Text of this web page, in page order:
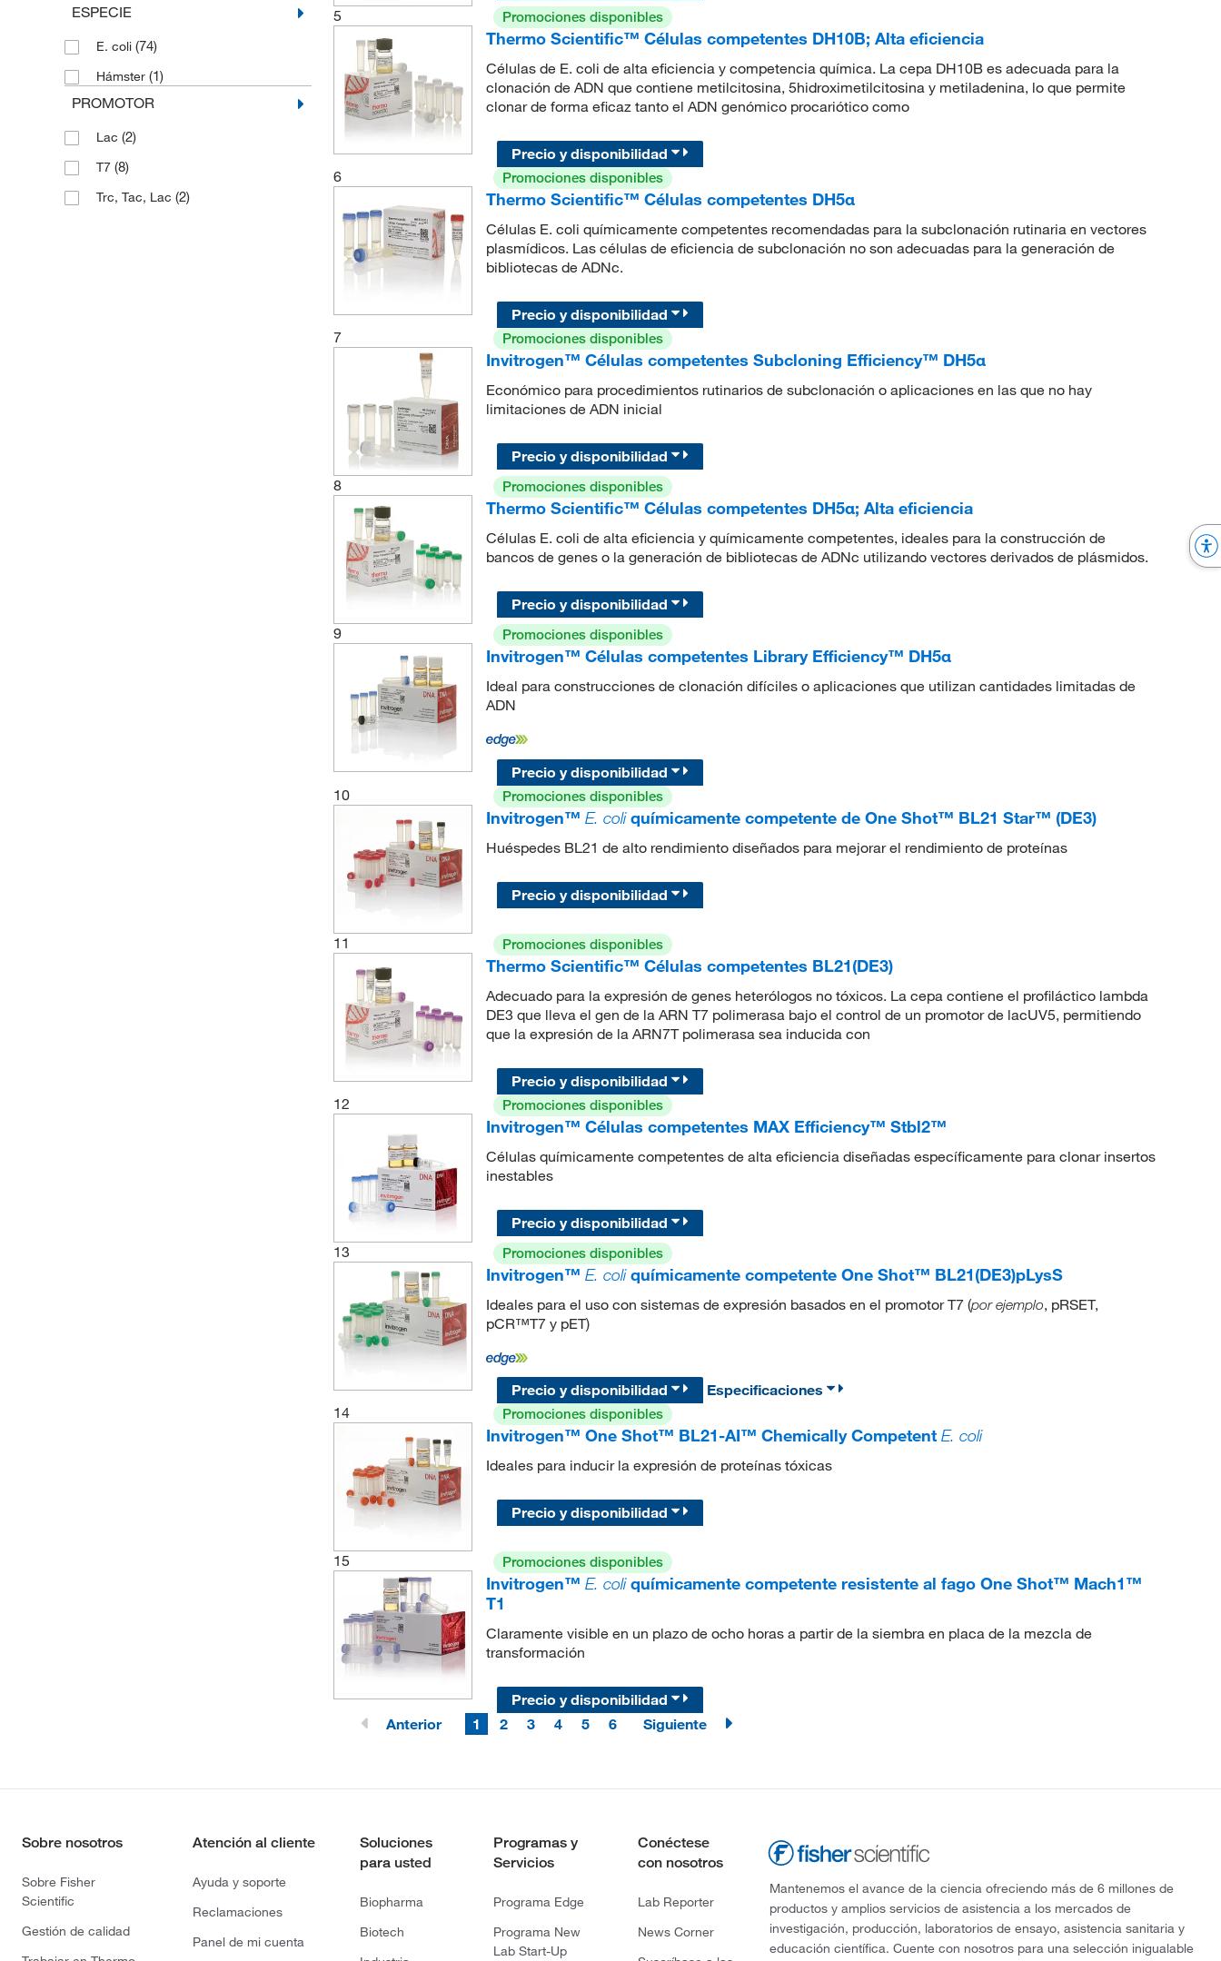
Vial(1)
ESPECIE
E. coli (74)
Hámster (1)
PROMOTOR
Lac (2)
T7 (8)
Trc, Tac, Lac (2)
5
Promociones disponibles
Thermo Scientific™ Células competentes DH10B; Alta eficiencia
Células de E. coli de alta eficiencia y competencia química. La cepa DH10B es adecuada para la
clonación de ADN que contiene metilcitosina, 5hidroximetilcitosina y metiladenina, lo que permite
clonar de forma eficaz tanto el ADN genómico procariótico como
Precio y disponibilidad
6
Promociones disponibles
Thermo Scientific™ Células competentes DH5α
Células E. coli químicamente competentes recomendadas para la subclonación rutinaria en vectores
plasmídicos. Las células de eficiencia de subclonación no son adecuadas para la generación de
bibliotecas de ADNc.
Precio y disponibilidad
7
Promociones disponibles
Invitrogen™ Células competentes Subcloning Efficiency™ DH5α
Económico para procedimientos rutinarios de subclonación o aplicaciones en las que no hay
limitaciones de ADN inicial
Precio y disponibilidad
8
Promociones disponibles
Thermo Scientific™ Células competentes DH5α; Alta eficiencia
Células E. coli de alta eficiencia y químicamente competentes, ideales para la construcción de
bancos de genes o la generación de bibliotecas de ADNc utilizando vectores derivados de plásmidos.
Precio y disponibilidad
9
Promociones disponibles
Invitrogen™ Células competentes Library Efficiency™ DH5α
Ideal para construcciones de clonación difíciles o aplicaciones que utilizan cantidades limitadas de
ADN
Precio y disponibilidad
10
Promociones disponibles
Invitrogen™ E. coliquímicamente competente de One Shot™ BL21 Star™ (DE3)
Huéspedes BL21 de alto rendimiento diseñados para mejorar el rendimiento de proteínas
Precio y disponibilidad
11 Promociones disponibles
Thermo Scientific™ Células competentes BL21(DE3)
Adecuado para la expresión de genes heterólogos no tóxicos. La cepa contiene el profiláctico lambda
DE3 que lleva el gen de la ARN T7 polimerasa bajo el control de un promotor de lacUV5, permitiendo
que la expresión de la ARN7T polimerasa sea inducida con
Precio y disponibilidad
12
Promociones disponibles
Invitrogen™ Células competentes MAX Efficiency™ Stbl2™
Células químicamente competentes de alta eficiencia diseñadas específicamente para clonar insertos
inestables
Precio y disponibilidad
13
Promociones disponibles
Invitrogen™ E. coliquímicamente competente One Shot™ BL21(DE3)pLysS
Ideales para el uso con sistemas de expresión basados en el promotor T7 (por ejemplo, pRSET,
pCR™T7 y pET)
Precio y disponibilidad
Especificaciones
14
Promociones disponibles
Invitrogen™ One Shot™ BL21-AI™ Chemically Competent E. coli
Ideales para inducir la expresión de proteínas tóxicas
Precio y disponibilidad
15 Promociones disponibles
Invitrogen™ E. coliquímicamente competente resistente al fago One Shot™ Mach1™
T1
Claramente visible en un plazo de ocho horas a partir de la siembra en placa de la mezcla de
transformación
Precio y disponibilidad
Anterior
1 2 3 4 5 6 Siguiente
Sobre nosotros
Sobre Fisher
Scientific
Gestión de calidad
Atención al cliente
Ayuda y soporte
Reclamaciones
Panel de mi cuenta
Soluciones
para usted
Biopharma
Biotech
Programas y
Servicios
Programa Edge
Programa New
Lab Start-Up
Conéctese
con nosotros
Lab Reporter
News Corner
Mantenemos el avance de la ciencia ofreciendo más de 6 millones de
productos y amplios servicios de asistencia a los mercados de
investigación, producción, laboratorios de ensayo, asistencia sanitaria y
educación científica. Cuente con nosotros para una selección inigualable